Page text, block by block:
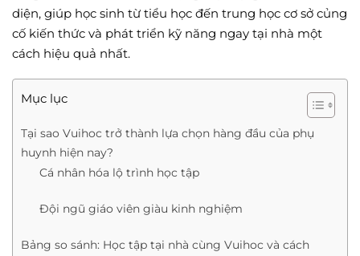
diện, giúp học sinh từ tiểu học đến trung học cơ sở củng
cố kiến thức và phát triển kỹ năng ngay tại nhà một
cách hiệu quả nhất.
Mục lục
Tại sao Vuihoc trở thành lựa chọn hàng đầu của phụ
huynh hiện nay?
Cá nhân hóa lộ trình học tập
Đội ngũ giáo viên giàu kinh nghiệm
Bảng so sánh: Học tập tại nhà cùng Vuihoc và cách